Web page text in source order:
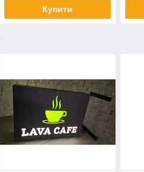
Купити